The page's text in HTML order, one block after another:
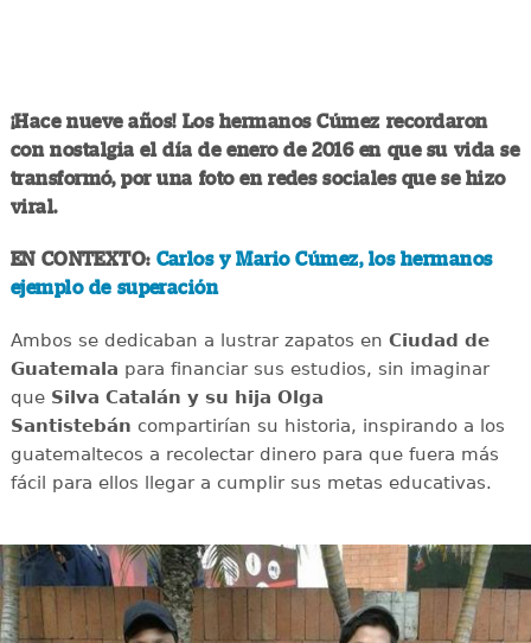
¡Hace nueve años! Los hermanos Cúmez recordaron
con nostalgia el día de enero de 2016 en que su vida se
transformó, por una foto en redes sociales que se hizo
viral.
EN CONTEXTO: Carlos y Mario Cúmez, los hermanos
ejemplo de superación
Ambos se dedicaban a lustrar zapatos en Ciudad de
Guatemala para financiar sus estudios, sin imaginar
queSilva Catalán y su hija Olga
Santistebán compartirían su historia, inspirando a los
guatemaltecos a recolectar dinero para que fuera más
fácil para ellos llegar a cumplir sus metas educativas.